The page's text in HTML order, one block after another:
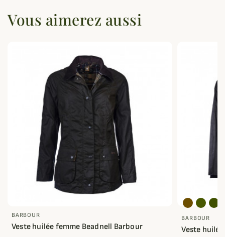
Vous aimerez aussi
BARBOUR
Veste huilée femme Beadnell Barbour
BARBOUR
Veste